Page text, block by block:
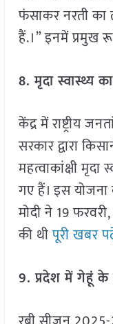
फंसाकर नरती का
हैं.।” इनमें प्रमुख
8. मृदा स्वास्थ्य
केंद्र में राष्ट्रीय
सरकार द्वारा
महत्वाकांक्षी
गए हैं। इस योजना
मोदी ने 19
की थीपूरी खबर
9. प्रदेश में गेहूं के